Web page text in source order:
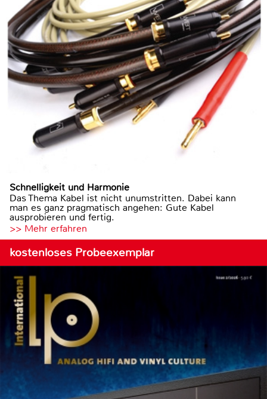
Schnelligkeit und Harmonie
Das Thema Kabel ist nicht unumstritten. Dabei kann
man es ganz pragmatisch angehen: Gute Kabel
ausprobieren und fertig.
>> Mehr erfahren
kostenloses Probeexemplar